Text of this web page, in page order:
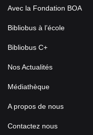
Avec la Fondation BOA
Bibliobus à l’école
Bibliobus C+
Nos Actualités
Médiathèque
A propos de nous
Contactez nous